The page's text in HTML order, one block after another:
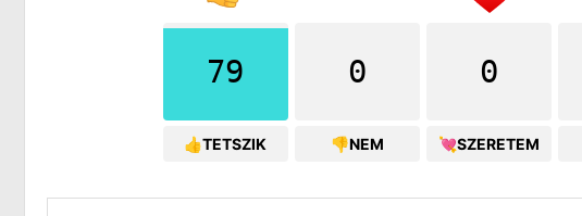
79
👍TETSZIK
0
👎NEM
0
💘SZERETEM